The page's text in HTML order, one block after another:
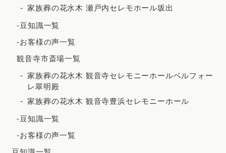
家族葬の花水木 瀬戸内セレモホール坂出
-豆知識一覧
-お客様の声一覧
観音寺市斎場一覧
家族葬の花水木 観音寺セレモニーホールベルフォー
レ翠明殿
家族葬の花水木 観音寺豊浜セレモニーホール
-豆知識一覧
-お客様の声一覧